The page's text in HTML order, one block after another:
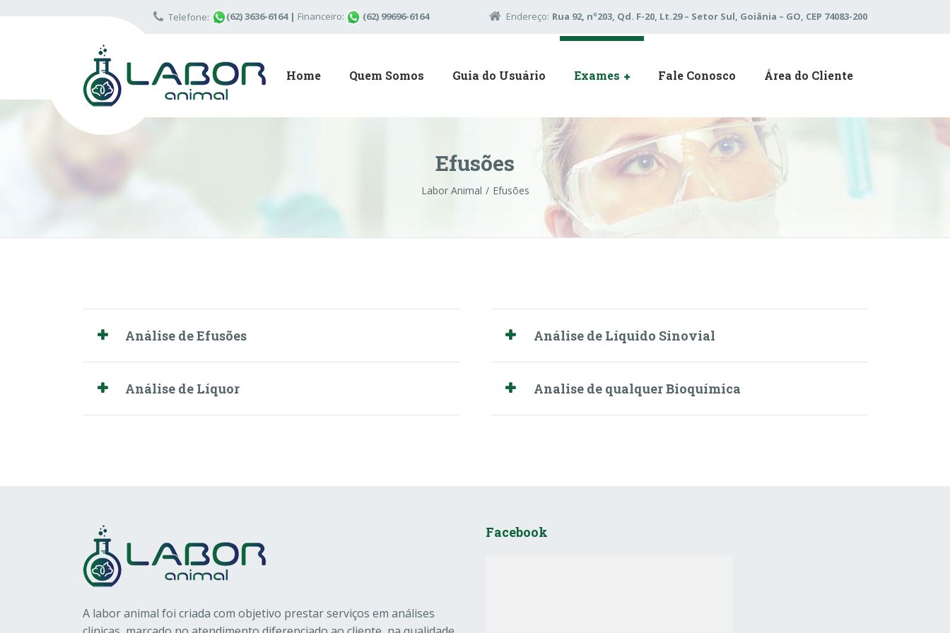
Telefone: (62) 3636-6164 | Financeiro: (62) 99696-6164 Endereço: Rua 92, nº203, Qd. F-20, Lt.29 – Setor Sul, Goiânia – GO, CEP 74083-200
Home Quem Somos Guia do Usuário Exames Fale Conosco Área do Cliente
Efusões
Labor Animal Efusões
Análise de Efusões
Análise de Líquor
Análise de Líquido Sinovial
Analise de qualquer Bioquímica
A labor animal foi criada com objetivo prestar serviços em análises
Facebook